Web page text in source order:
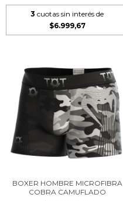
3 cuotas sin interés de
$6.999,67
BOXER HOMBRE MICROFIBRA
COBRA CAMUFLADO